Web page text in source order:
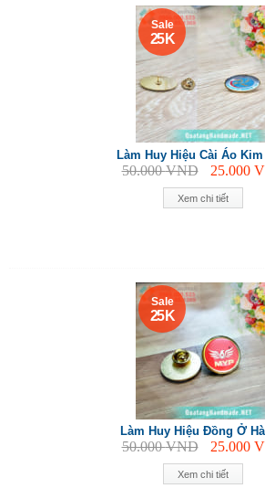
Xem chi tiết
Sale
25 K
Làm Huy Hiệu Cài Áo
50.000VND 25.000
Xem chi tiết
Sale
25 K
Làm Huy Hiệu Đồng Ở
50.000VND 25.000